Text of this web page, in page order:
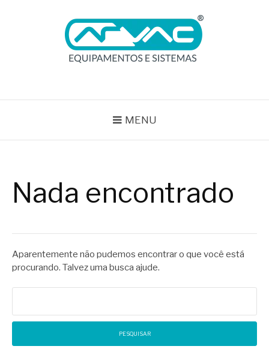
MENU
Nada encontrado
Aparentemente não pudemos encontrar o que você está
procurando. Talvez uma busca ajude.